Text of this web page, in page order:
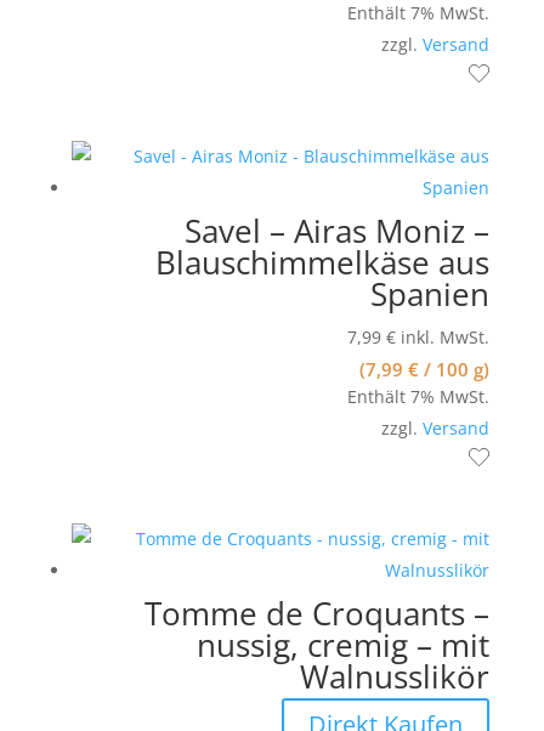
Enthält 7% MwSt.
zzgl.Versand
Savel – Airas Moniz –
Blauschimmelkäse aus
Spanien
7,99€ inkl. MwSt.
(7,99€ / 100 g)
Enthält 7% MwSt.
zzgl.Versand
Tomme de Croquants –
nussig, cremig – mit
Walnusslikör